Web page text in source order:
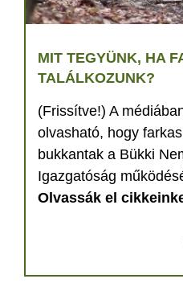
MIT TEGYÜNK, HA
TALÁLKOZUNK?
(Frissítve!) A
olvasható, hogy
bukkantak a Bükki
Igazgatóság
Olvassák el